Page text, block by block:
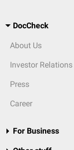
DocCheck
About Us
Investor Relations
Press
Career
For Business